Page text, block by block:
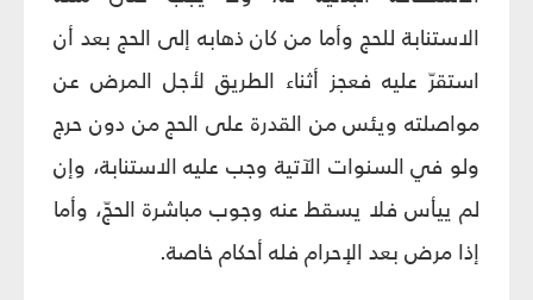
الاستنابة للحج وأما من كان ذهابه إلى الحج بعد أن
استقرّ عليه فعجز أثناء الطريق لأجل المرض عن
مواصلته ويئس من القدرة على الحج من دون حرج
ولو في السنوات الآتية وجب عليه الاستنابة، وإن
لم ييأس فلا يسقط عنه وجوب مباشرة الحجّ، وأما
إذا مرض بعد الإحرام فله أحكام خاصة.